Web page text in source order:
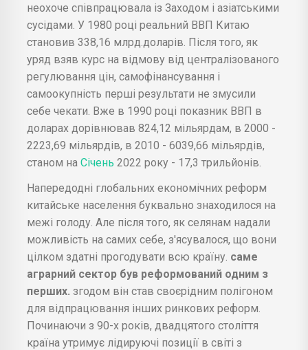
неохоче співпрацювала із Заходом і азіатськими
сусідами. У 1980 році реальний ВВП Китаю
становив 338,16 млрд.доларів. Після того, як
уряд взяв курс на відмову від централізованого
регулювання цін, самофінансування і
самоокупність перші результати не змусили
себе чекати. Вже в 1990 році показник ВВП в
доларах дорівнював 824,12 мільярдам, в 2000 -
2223,69 мільярдів, в 2010 - 6039,66 мільярдів,
станом на Січень 2022 року - 17,3 трильйонів.
Напередодні глобальних економічних реформ
китайське населення буквально знаходилося на
межі голоду. Але після того, як селянам надали
можливість на самих себе, з'ясувалося, що вони
цілком здатні прогодувати всю країну. саме
аграрний сектор був реформований одним з
перших. згодом він став своєрідним полігоном
для відпрацювання інших ринкових реформ.
Починаючи з 90-х років, двадцятого століття
країна утримує лідируючі позиції в світі з